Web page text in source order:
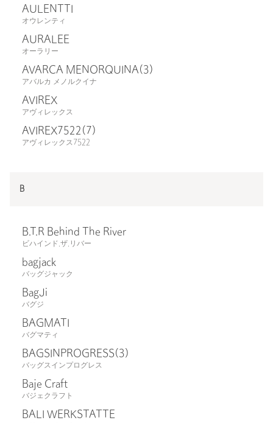
AULENTTI
オウレンティ
AURALEE
オーラリー
AVARCA MENORQUINA(3)
アバルカ メノルクイナ
AVIREX
アヴィレックス
AVIREX7522 (7)
アヴィレックス7522
B
B.T.R Behind The River
ビハインド.ザ.リバー
bagjack
バッグジャック
BagJi
バグジ
BAGMATI
バグマティ
BAGSINPROGRESS(3)
バッグスインプログレス
Baje Craft
バジェクラフト
BALI WERKSTATTE